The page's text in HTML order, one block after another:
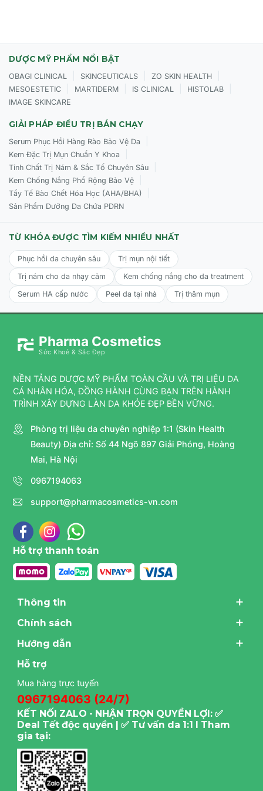
DƯỢC MỸ PHẨM NỔI BẬT
OBAGI CLINICAL SKINCEUTICALS ZO SKIN HEALTH
MESOESTETIC MARTIDERM IS CLINICAL HISTOLAB
IMAGE SKINCARE
GIẢI PHÁP ĐIỀU TRỊ BÁN CHẠY
Serum Phục Hồi Hàng Rào Bảo Vệ Da
Kem Đặc Trị Mụn Chuẩn Y Khoa
Tinh Chất Trị Nám & Sắc Tố Chuyên Sâu
Kem Chống Nắng Phổ Rộng Bảo Vệ
Tẩy Tế Bào Chết Hóa Học (AHA/BHA)
Sản Phẩm Dưỡng Da Chứa PDRN
TỪ KHÓA ĐƯỢC TÌM KIẾM NHIỀU NHẤT
Phục hồi da chuyên sâu
Trị mụn nội tiết
Trị nám cho da nhạy cảm
Kem chống nắng cho da treatment
Serum HA cấp nước
Peel da tại nhà Trị thâm mụn
Pharma Cosmetics
Sức Khoẻ & Sắc Đẹp
NỀN TẢNG DƯỢC MỸ PHẨM TOÀN CẦU VÀ TRỊ LIỆU DA
CÁ NHÂN HÓA, ĐỒNG HÀNH CÙNG BẠN TRÊN HÀNH
TRÌNH XÂY DỰNG LÀN DA KHỎE ĐẸP BỀN VỮNG.
Phòng trị liệu da chuyên nghiệp 1:1 (Skin Health
Beauty) Địa chỉ: Số 44 Ngõ 897 Giải Phóng, Hoàng
Mai, Hà Nội
0967194063
support@pharmacosmetics-vn.com
Hỗ trợ thanh toán
Thông tin
Chính sách
Hướng dẫn
Hỗ trợ
Mua hàng trực tuyến
0967194063 (24/7)
KẾT NỐI ZALO - NHẬN TRỌN QUYỀN LỢI: ✅
Deal Tết độc quyền | ✅ Tư vấn da 1:1 I Tham
gia tại: